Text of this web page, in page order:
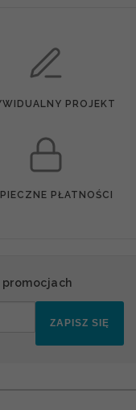
PROJEKT
PŁATNOŚCI
ZAPISZ SIĘ